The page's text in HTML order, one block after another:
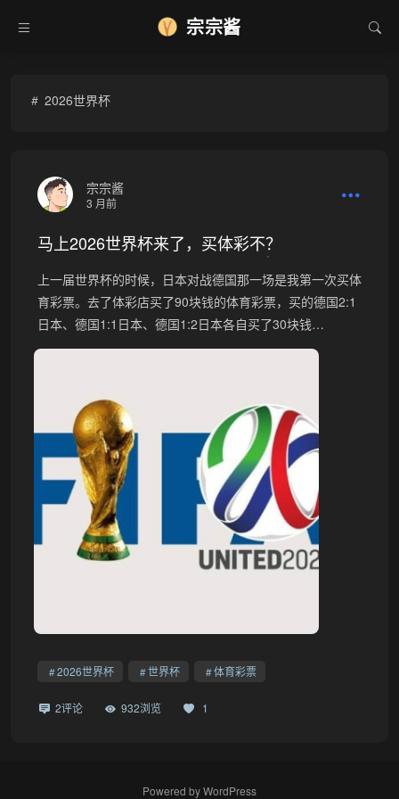
宗宗酱
2026世界杯
宗宗酱
3 月前
马上2026世界杯来了，买体彩不？
上一届世界杯的时候，日本对战德国那一场是我第一次买体
育彩票。去了体彩店买了90块钱的体育彩票，买的德国2:1
日本、德国1:1日本、德国1:2日本各自买了30块钱…
2026世界杯 世界杯 体育彩票
2评论 932浏览 1
Powered byWordPress